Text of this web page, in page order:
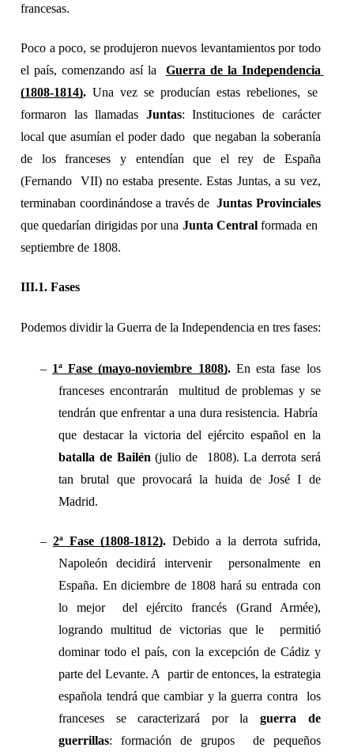
francesas.
Poco a poco, se produjeron nuevos levantamientos por todo
el país, comenzando así la Guerra de la Independencia
(1808-1814). Una vez se producían estas rebeliones, se
formaron las llamadas Juntas: Instituciones de carácter
local que asumían el poder dado  que negaban la soberanía
de los franceses y entendían que el rey de España
(Fernando  VII) no estaba presente. Estas Juntas, a su vez,
terminaban coordinándose a través de
Juntas Provinciales
que quedarían dirigidas por una Junta Central formada en
septiembre de 1808.
III.1. Fases
Podemos dividir la Guerra de la Independencia en tres fases:
– 1ª Fase (mayo-noviembre 1808). En esta fase los
franceses encontrarán  multitud de problemas y se
tendrán que enfrentar a una dura resistencia. Habría
batalla de Bailén (julio de  1808). La derrota será
tan brutal que provocará la huida de José I de
Madrid.
– 2ª Fase (1808-1812). Debido a la derrota sufrida,
Napoleón decidirá intervenir  personalmente en
España. En diciembre de 1808 hará su entrada con
lo mejor  del ejército francés (Grand Armée),
logrando multitud de victorias que le  permitió
dominar todo el país, con la excepción de Cádiz y
parte del Levante. A  partir de entonces, la estrategia
española tendrá que cambiar y la guerra contra  los
franceses se caracterizará por la guerra de
guerrillas: formación de grupos  de pequeños